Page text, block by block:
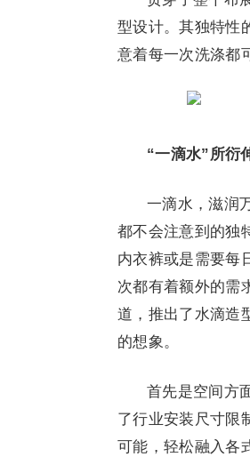
型设计。其独特性
意着每一次洗涤都
“一滴水” 所衍
一滴水，滋润
都不会注意到的独
内衣裤或是需要每
次都有着额外的需
道，推出了水滴造
的想象。
首先是空间方
了行业安装尺寸限
可能，轻松融入各